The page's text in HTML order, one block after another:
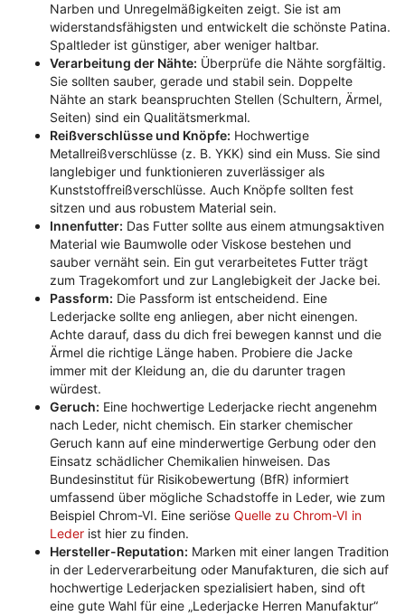
Narben und Unregelmäßigkeiten zeigt. Sie ist am
widerstandsfähigsten und entwickelt die schönste Patina.
Spaltleder ist günstiger, aber weniger haltbar.
Verarbeitung der Nähte: Überprüfe die Nähte sorgfältig.
Sie sollten sauber, gerade und stabil sein. Doppelte
Nähte an stark beanspruchten Stellen (Schultern, Ärmel,
Seiten) sind ein Qualitätsmerkmal.
Reißverschlüsse und Knöpfe: Hochwertige
Metallreißverschlüsse (z. B. YKK) sind ein Muss. Sie sind
langlebiger und funktionieren zuverlässiger als
Kunststoffreißverschlüsse. Auch Knöpfe sollten fest
sitzen und aus robustem Material sein.
Innenfutter: Das Futter sollte aus einem atmungsaktiven
Material wie Baumwolle oder Viskose bestehen und
sauber vernäht sein. Ein gut verarbeitetes Futter trägt
zum Tragekomfort und zur Langlebigkeit der Jacke bei.
Passform: Die Passform ist entscheidend. Eine
Lederjacke sollte eng anliegen, aber nicht einengen.
Achte darauf, dass du dich frei bewegen kannst und die
Ärmel die richtige Länge haben. Probiere die Jacke
immer mit der Kleidung an, die du darunter tragen
würdest.
Geruch: Eine hochwertige Lederjacke riecht angenehm
nach Leder, nicht chemisch. Ein starker chemischer
Geruch kann auf eine minderwertige Gerbung oder den
Einsatz schädlicher Chemikalien hinweisen. Das
Bundesinstitut für Risikobewertung (BfR) informiert
umfassend über mögliche Schadstoffe in Leder, wie zum
Beispiel Chrom-VI. Eine seriöse Quelle zu Chrom-VI in
Leder ist hier zu finden.
Hersteller-Reputation: Marken mit einer langen Tradition
in der Lederverarbeitung oder Manufakturen, die sich auf
hochwertige Lederjacken spezialisiert haben, sind oft
eine gute Wahl für eine „Lederjacke Herren Manufaktur“